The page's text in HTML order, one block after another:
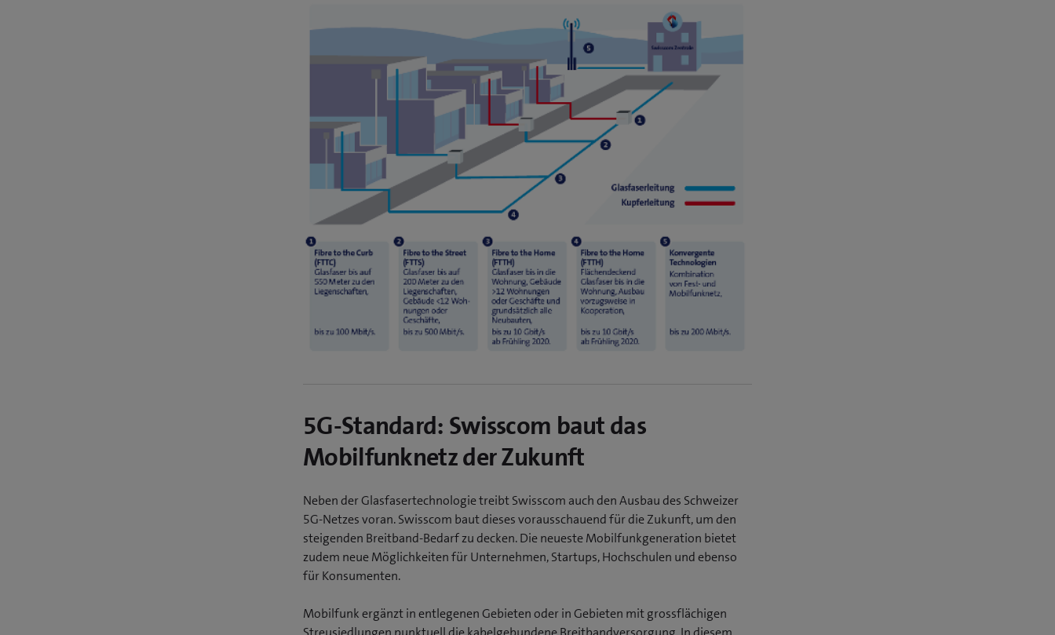
5G-Standard: Swisscom baut das
Mobilfunknetz der Zukunft
Neben der Glasfasertechnologie treibt Swisscom auch den Ausbau des Schweizer
5G-Netzes voran. Swisscom baut dieses vorausschauend für die Zukunft, um den
steigenden Breitband-Bedarf zu decken. Die neueste Mobilfunkgeneration bietet
zudem neue Möglichkeiten für Unternehmen, Startups, Hochschulen und ebenso
für Konsumenten.
Mobilfunk ergänzt in entlegenen Gebieten oder in Gebieten mit grossflächigen